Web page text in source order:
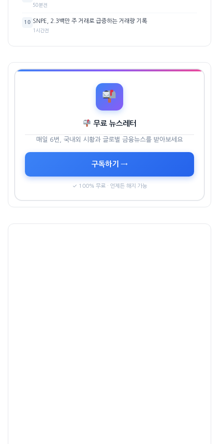
50분전
10 SNPE, 2.3백만 주 거래로 급증하는 거래량 기록
1시간전
무료 뉴스레터
매일 6번, 국내외 시황과 글로벌 금융뉴스를 받아보세요
구독하기 →
✓ 100% 무료 · 언제든 해지 가능